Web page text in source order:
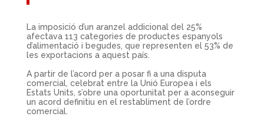
La imposició d’un aranzel addicional del 25%
afectava 113 categories de productes espanyols
d’alimentació i begudes, que representen el 53% de
les exportacions a aquest país.
A partir de l’acord per a posar fi a una disputa
comercial, celebrat entre la Unió Europea i els
Estats Units, s’obre una oportunitat per a aconseguir
un acord definitiu en el restabliment de l’ordre
comercial.